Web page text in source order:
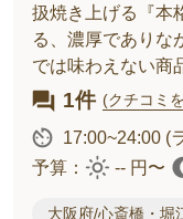
扱焼き上げる『本
る、濃厚でありな
では味わえない商
1件 (クチコミ
17:00~24:00 (
予算：
-- 円〜
大阪府/心斎橋・堀